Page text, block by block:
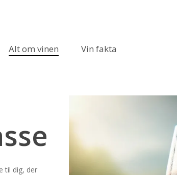
Alt om vinen Vin fakta
til dig, der